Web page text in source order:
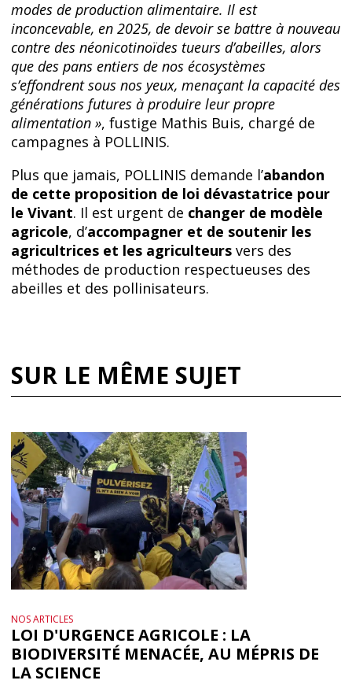
modes de production alimentaire. Il est
inconcevable, en 2025, de devoir se battre à nouveau
contre des néonicotinoïdes tueurs d’abeilles, alors
que des pans entiers de nos écosystèmes
s’effondrent sous nos yeux, menaçant la capacité des
générations futures à produire leur propre
alimentation », fustige Mathis Buis, chargé de
campagnes à POLLINIS.
Plus que jamais, POLLINIS demande l’abandon
de cette proposition de loi dévastatrice pour
le Vivant. Il est urgent de changer de modèle
agricole, d’accompagner et de soutenir les
agricultrices et les agriculteurs vers des
méthodes de production respectueuses des
abeilles et des pollinisateurs.
SUR LE MÊME SUJET
NOS ARTICLES
LOI D'URGENCE AGRICOLE : LA
BIODIVERSITÉ MENACÉE, AU MÉPRIS DE
LA SCIENCE